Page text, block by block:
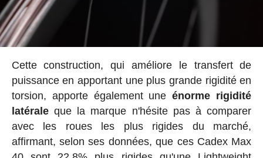
Cette construction, qui améliore le transfert de
puissance en apportant une plus grande rigidité en
torsion, apporte également uneénorme rigidité
latéraleque la marque n'hésite pas à comparer
avec les roues les plus rigides du marché,
affirmant, selon ses données, que ces Cadex Max